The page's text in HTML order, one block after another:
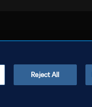
Reject All